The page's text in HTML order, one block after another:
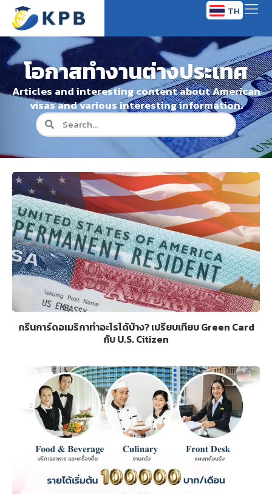
TH
EN
โอกาสทำงานต่างประเทศ
Articles and interesting content about American
visas and various interesting information.
กรีนการ์ดอเมริกาทำอะไรได้บ้าง? เปรียบเทียบ Green Card
กับ U.S. Citizen